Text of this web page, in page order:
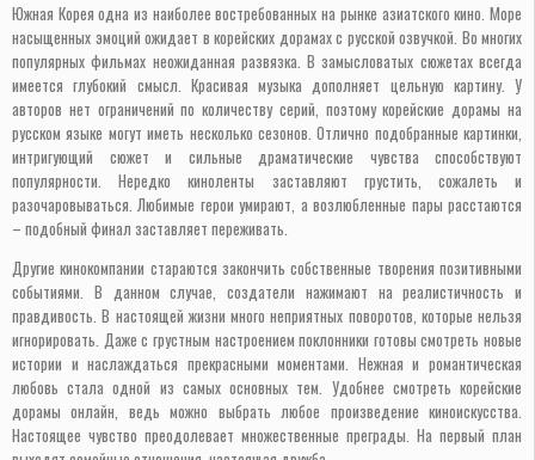
Южная Корея одна из наиболее востребованных на рынке азиатского кино. Море
насыщенных эмоций ожидает в корейских дорамах с русской озвучкой. Во многих
популярных фильмах неожиданная развязка. В замысловатых сюжетах всегда
имеется глубокий смысл. Красивая музыка дополняет цельную картину. У
авторов нет ограничений по количеству серий, поэтому корейские дорамы на
русском языке могут иметь несколько сезонов. Отлично подобранные картинки,
интригующий сюжет и сильные драматические чувства способствуют
популярности. Нередко киноленты заставляют грустить, сожалеть и
разочаровываться. Любимые герои умирают, а возлюбленные пары расстаются
– подобный финал заставляет переживать.
Другие кинокомпании стараются закончить собственные творения позитивными
событиями. В данном случае, создатели нажимают на реалистичность и
правдивость. В настоящей жизни много неприятных поворотов, которые нельзя
игнорировать. Даже с грустным настроением поклонники готовы смотреть новые
истории и наслаждаться прекрасными моментами. Нежная и романтическая
любовь стала одной из самых основных тем. Удобнее смотреть корейские
дорамы онлайн, ведь можно выбрать любое произведение киноискусства.
Настоящее чувство преодолевает множественные преграды. На первый план